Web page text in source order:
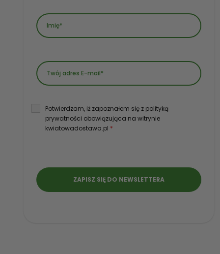
Potwierdzam, iż zapoznałem się z polityką
prywatności obowiązująca na witrynie
kwiatowadostawa.pl *